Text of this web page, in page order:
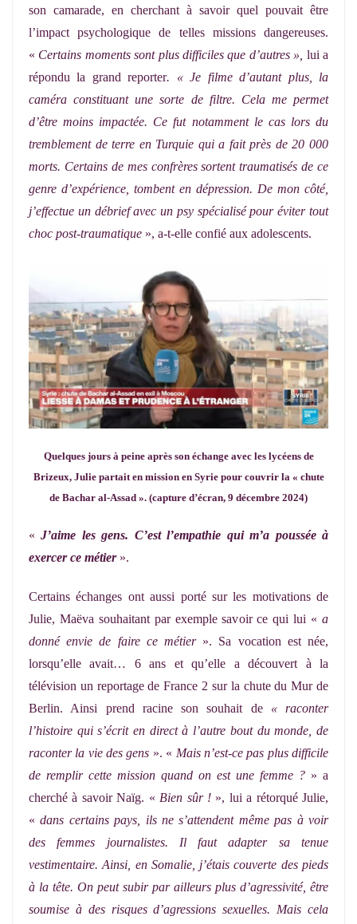
son camarade, en cherchant à savoir quel pouvait être
l’impact psychologique de telles missions dangereuses.
« Certains moments sont plus difficiles que d’autres », lui a
répondu la grand reporter. « Je filme d’autant plus, la
caméra constituant une sorte de filtre. Cela me permet
d’être moins impactée. Ce fut notamment le cas lors du
tremblement de terre en Turquie qui a fait près de 20 000
morts. Certains de mes confrères sortent traumatisés de ce
genre d’expérience, tombent en dépression. De mon côté,
j’effectue un débrief avec un psy spécialisé pour éviter tout
choc post-traumatique », a-t-elle confié aux adolescents.
Quelques jours à peine après son échange avec les lycéens de
Brizeux, Julie partait en mission en Syrie pour couvrir la « chute
de Bachar al-Assad ». (capture d’écran, 9 décembre 2024)
«J’aime les gens. C’est l’empathie qui m’a poussée à
exercer ce métier».
Certains échanges ont aussi porté sur les motivations de
Julie, Maëva souhaitant par exemple savoir ce qui lui « a
donné envie de faire ce métier». Sa vocation est née,
lorsqu’elle avait… 6 ans et qu’elle a découvert à la
télévision un reportage de France 2 sur la chute du Mur de
Berlin. Ainsi prend racine son souhait de « raconter
l’histoire qui s’écrit en direct à l’autre bout du monde, de
raconter la vie des gens ». « Mais n’est-ce pas plus difficile
de remplir cette mission quand on est une femme ? » a
cherché à savoir Naïg. « Bien sûr !», lui a rétorqué Julie,
«dans certains pays, ils ne s’attendent même pas à voir
des femmes journalistes. Il faut adapter sa tenue
vestimentaire. Ainsi, en Somalie, j’étais couverte des pieds
à la tête. On peut subir par ailleurs plus d’agressivité, être
soumise à des risques d’agressions sexuelles. Mais cela